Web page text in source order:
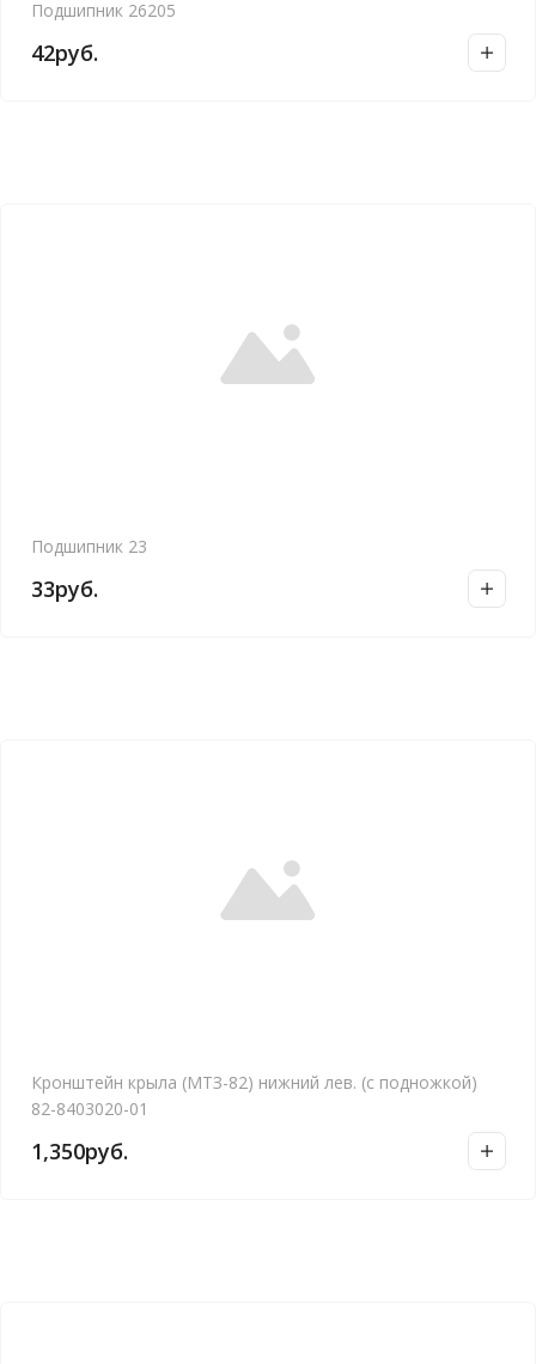
Подшипник 26205
42руб.
Подшипник 23
33руб.
Кронштейн крыла (МТЗ-82) нижний лев. (с подножкой)
82-8403020-01
1,350руб.